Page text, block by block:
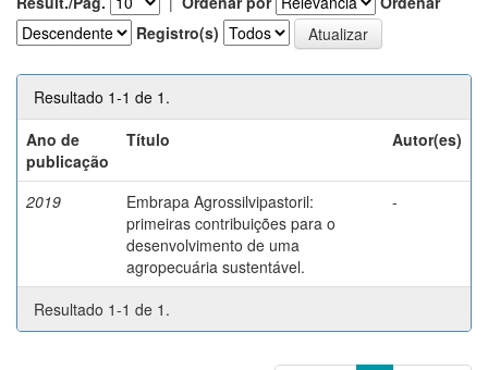
Registro(s)
Resultado 1-1 de 1.
Ano de
publicação
Título Autor(es)
2019
Embrapa Agrossilvipastoril:
primeiras contribuições para o
desenvolvimento de uma
agropecuária sustentável.
-
Resultado 1-1 de 1.